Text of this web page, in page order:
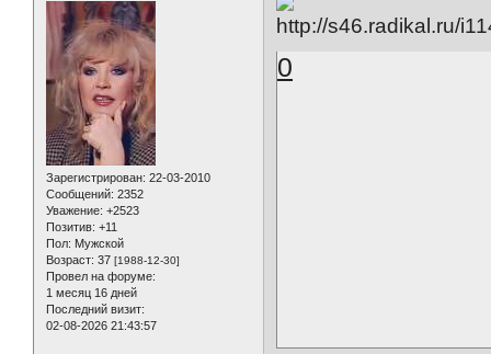
Зарегистрирован: 22-03-2010
Сообщений: 2352
Уважение: +2523
Позитив: +11
Пол: Мужской
Возраст: 37 [1988-12-30]
Провел на форуме:
1 месяц 16 дней
Последний визит:
02-08-2026 21:43:57
0